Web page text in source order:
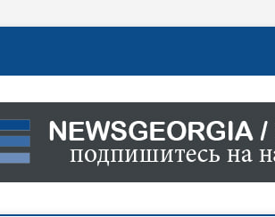
Грузии
ИНФОРМАЦИЯ О СОБЫТИЯХ
НОВОСТИ ПОЛИТИКИ,